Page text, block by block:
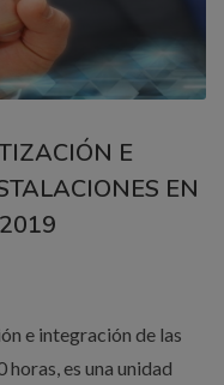
E
EN
e integración de las
es una unidad